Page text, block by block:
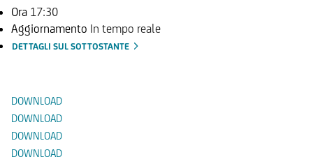
Ora 17:30
Aggiornamento In tempo reale
DETTAGLI SUL SOTTOSTANTE
DOWNLOAD
DOWNLOAD
DOWNLOAD
DOWNLOAD